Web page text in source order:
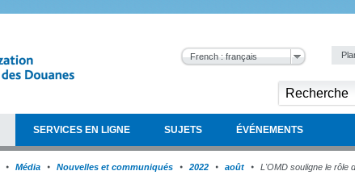
French : français
SERVICES EN LIGNE SUJETS ÉVÉNEMENTS
Média Nouvelles et communiqués 2022 août
L'OMD souligne le rôle